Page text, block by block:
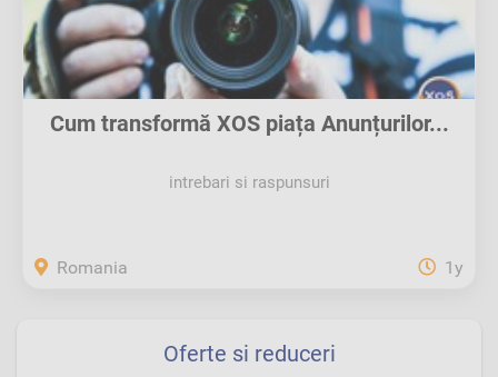
Cum transformă XOS piața Anunțurilor...
intrebari si raspunsuri
Romania 1y
Oferte si reduceri